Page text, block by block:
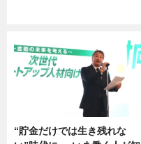
“貯金だけでは生き残れな